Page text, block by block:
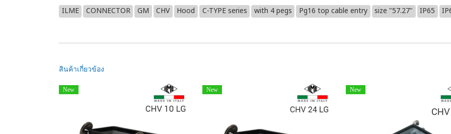
ILME CONNECTOR GM CHV Hood C-TYPE series with 4 pegs Pg16 top cable entry size "57.27" IP65
สินค้าเกี่ยวข้อง
New New New